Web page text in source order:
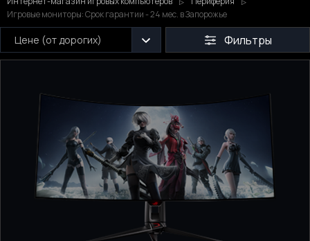
Игровые мониторы: Срок гарантии - 24 мес. в Запорожье
Цене (от дорогих) Фильтры